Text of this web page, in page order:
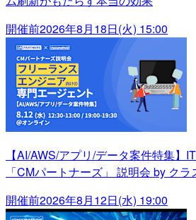
開催前2026年8月18日(火) 15:00
【AI/AWS/アプリ/データ案件特集】
「CMパートナーズ」 説明会 by クラ
開催前2026年8月12日(水) 19:00